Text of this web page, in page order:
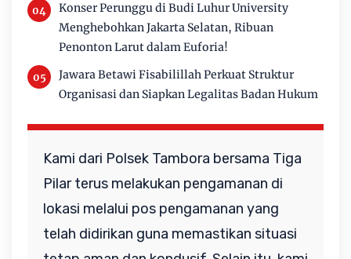
Konser Perunggu di Budi Luhur University
Menghebohkan Jakarta Selatan, Ribuan
Penonton Larut dalam Euforia!
Jawara Betawi Fisabilillah Perkuat Struktur
Organisasi dan Siapkan Legalitas Badan Hukum
Kami dari Polsek Tambora bersama Tiga
Pilar terus melakukan pengamanan di
lokasi melalui pos pengamanan yang
telah didirikan guna memastikan situasi